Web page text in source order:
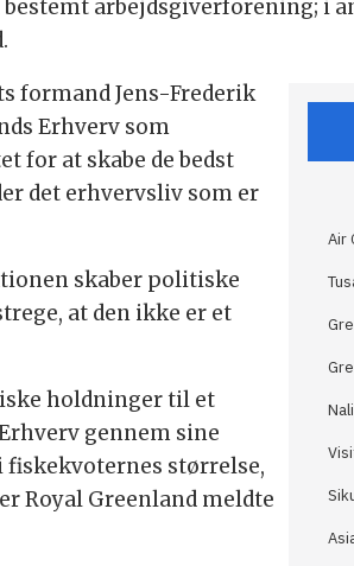
arbejdsgiverforening; i
Air
formand Jens-Frederik
Erhverv som
for at skabe de bedst
det erhvervsliv som er
skaber politiske
at den ikke er et
holdninger til et
gennem sine
fiskekvoternes størrelse,
Royal Greenland meldte